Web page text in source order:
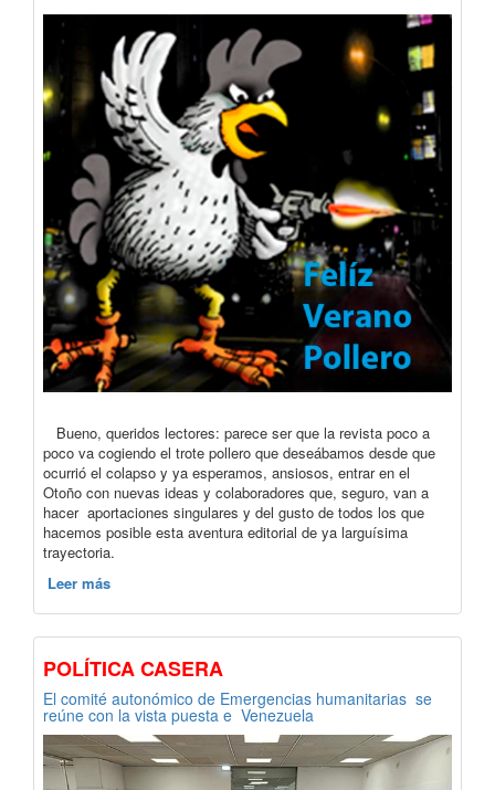
Bueno, queridos lectores: parece ser que la revista poco a
poco va cogiendo el trote pollero que deseábamos desde que
ocurrió el colapso y ya esperamos, ansiosos, entrar en el
Otoño con nuevas ideas y colaboradores que, seguro, van a
hacer aportaciones singulares y del gusto de todos los que
hacemos posible esta aventura editorial de ya larguísima
trayectoria.
Leer más
POLÍTICA CASERA
El comité autonómico de Emergencias humanitarias se
reúne con la vista puesta e Venezuela